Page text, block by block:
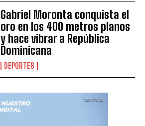
Gabriel Moronta conquista el
oro en los 400 metros planos
y hace vibrar a República
Dominicana
DEPORTES